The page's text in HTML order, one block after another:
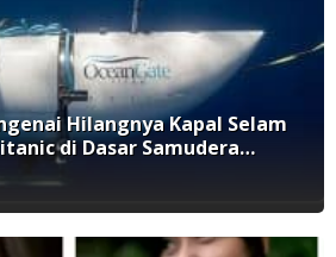
Hilangnya Kapal Selam
di Dasar Samudera